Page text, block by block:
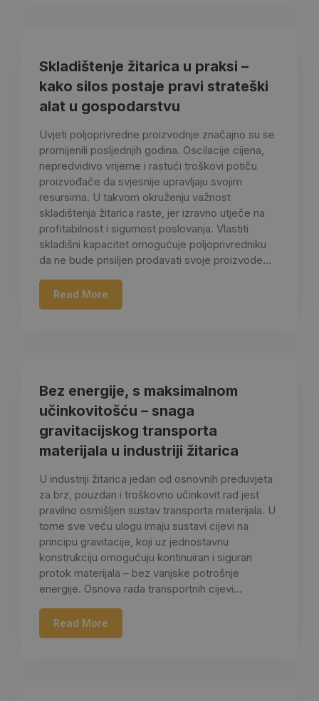
Skladištenje žitarica u praksi –
kako silos postaje pravi strateški
alat u gospodarstvu
Uvjeti poljoprivredne proizvodnje značajno su se
promijenili posljednjih godina. Oscilacije cijena,
nepredvidivo vrijeme i rastući troškovi potiču
proizvođače da svjesnije upravljaju svojim
resursima. U takvom okruženju važnost
skladištenja žitarica raste, jer izravno utječe na
profitabilnost i sigurnost poslovanja. Vlastiti
skladišni kapacitet omogućuje poljoprivredniku
da ne bude prisiljen prodavati svoje proizvode…
Read More
Bez energije, s maksimalnom
učinkovitošću – snaga
gravitacijskog transporta
materijala u industriji žitarica
U industriji žitarica jedan od osnovnih preduvjeta
za brz, pouzdan i troškovno učinkovit rad jest
pravilno osmišljen sustav transporta materijala. U
tome sve veću ulogu imaju sustavi cijevi na
principu gravitacije, koji uz jednostavnu
konstrukciju omogućuju kontinuiran i siguran
protok materijala – bez vanjske potrošnje
energije. Osnova rada transportnih cijevi…
Read More